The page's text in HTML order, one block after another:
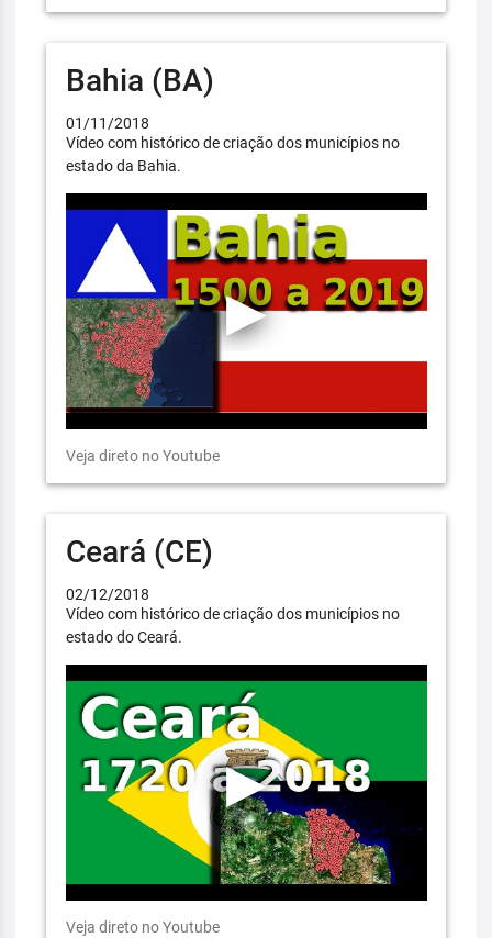
Bahia (BA)
01/11/2018
Vídeo com histórico de criação dos municípios no
estado da Bahia.
Veja direto no Youtube
Ceará (CE)
02/12/2018
Vídeo com histórico de criação dos municípios no
estado do Ceará.
Veja direto no Youtube